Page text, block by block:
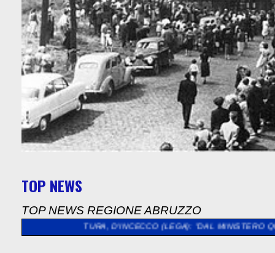
TOP NEWS
TOP NEWS REGIONE ABRUZZO
CULTURA, D'INCECCO (LEGA): "DAL MINISTERO QUASI 5